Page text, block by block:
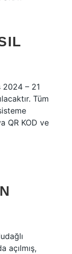
2024 – 21
Tüm
QR KOD ve
açılmış,